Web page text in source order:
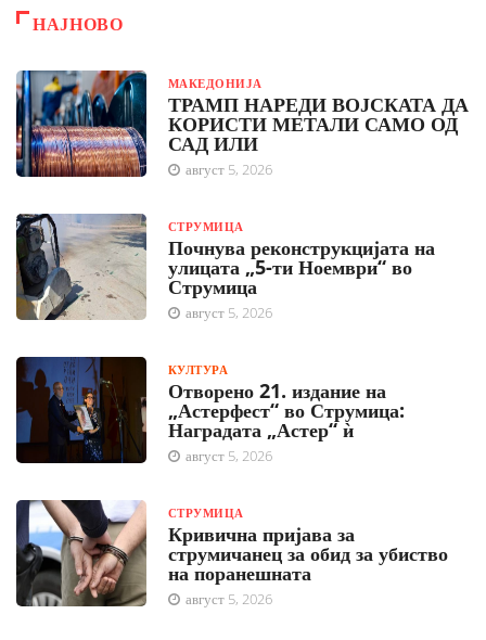
НАЈНОВО
МАКЕДОНИЈА
ТРАМП НАРЕДИ ВОЈСКАТА ДА
КОРИСТИ МЕТАЛИ САМО ОД
САД ИЛИ
август 5, 2026
СТРУМИЦА
Почнува реконструкцијата на
улицата „5-ти Ноември“ во
Струмица
август 5, 2026
КУЛТУРА
Отворено 21. издание на
„Астерфест“ во Струмица:
Наградата „Астер“ ѝ
август 5, 2026
СТРУМИЦА
Кривична пријава за
струмичанец за обид за убиство
на поранешната
август 5, 2026